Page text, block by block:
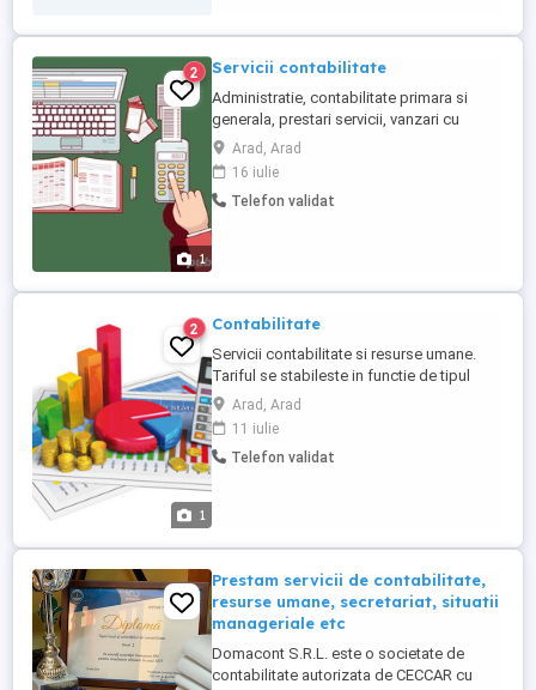
1
2 Servicii contabilitate
Administratie, contabilitate primara si
generala, prestari servicii, vanzari cu
amanuntul, in special productie
(agricultura, restaurante) inclusive bilant,
intocmirea si raportarea declaratiilor
lunare pentru toate forurile, intocmirea
Arad, Arad
16 iulie
Telefon validat
1
2 Contabilitate
Servicii contabilitate si resurse umane.
Tariful se stabileste in functie de tipul
activitatii si volumul de munca. Tel.
Arad, Arad
11 iulie
Telefon validat
Prestam servicii de contabilitate,
resurse umane, secretariat, situatii
manageriale etc
Domacont S.R.L. este o societate de
contabilitate autorizata de CECCAR cu